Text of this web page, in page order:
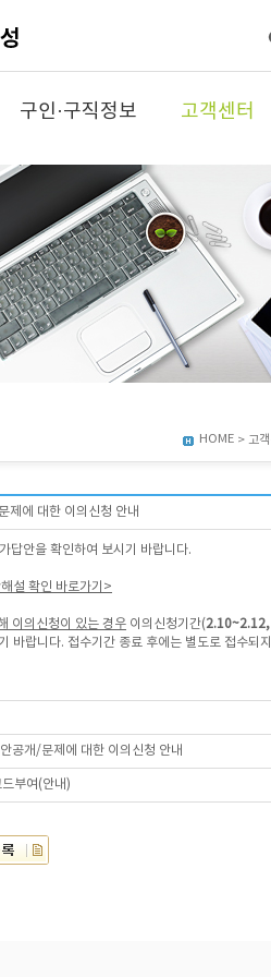
구인·구직정보 고객센터
HOME > 고
제에 대한 이의신청 안내
답안을 확인하여 보시기 바랍니다.
설 확인 바로가기>
이의신청이 있는 경우 이의신청기간(2.10~2.12,
바랍니다. 접수기간 종료 후에는 별도로 접수되
공개/문제에 대한 이의신청 안내
부여(안내)